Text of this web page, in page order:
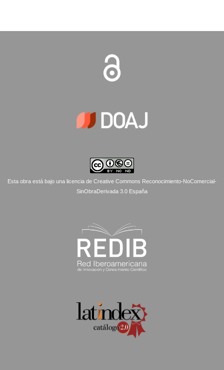
Esta obra está bajo una licencia de Creative Commons Reconocimiento-NoComercial-
SinObraDerivada 3.0 España